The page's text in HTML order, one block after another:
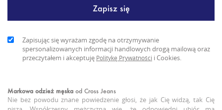
Zapisując się wyrażam zgodę na otrzymywanie
spersonalizowanych informacji handlowych drogą mailową oraz
przeczytałem i akceptuję Politykę Prywatności i Cookies.
Markowa odzież męska od Cross Jeans
Nie bez powodu znane powiedzenie głosi, że jak Cię widzą, tak Cię